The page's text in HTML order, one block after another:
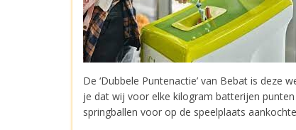
De ‘Dubbele Puntenactie’ van Bebat is deze
je dat wij voor elke kilogram batterijen
springballen voor op de speelplaats